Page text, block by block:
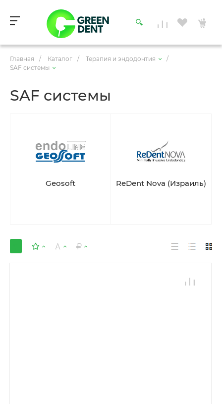
Главная / Каталог / Терапия и эндодонтия
/
SAF системы
SAF системы
Geosoft ReDent Nova (Израиль)